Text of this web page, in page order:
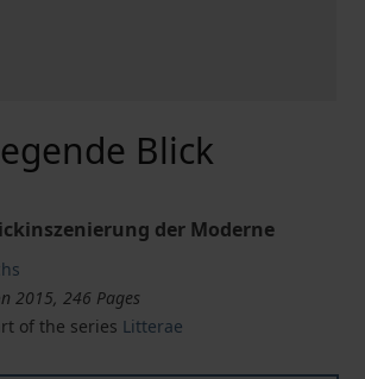
Blick
der Moderne
2015, 246 Pages
of the series Litterae